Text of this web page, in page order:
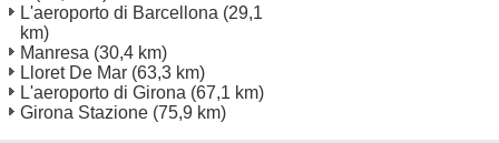
L'aeroporto di Barcellona (29,1
km)
Manresa (30,4 km)
Lloret De Mar (63,3 km)
L'aeroporto di Girona (67,1 km)
Girona Stazione (75,9 km)